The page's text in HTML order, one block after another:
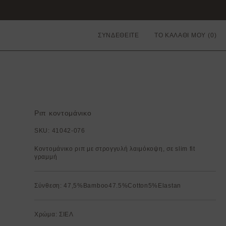
ΣΥΝΔΕΘΕΙΤΕ ΤΟ ΚΑΛΑΘΙ ΜΟΥ
Ριπ κοντομάνικο
SKU: 41042-076
Κοντομάνικο ριπ με στρογγυλή λαιμόκοψη, σε slim fit
γραμμή
Σύνθεση: 47,5%Bamboo47.5%Cotton5%Elastan
Χρώμα: ΣΙΕΛ